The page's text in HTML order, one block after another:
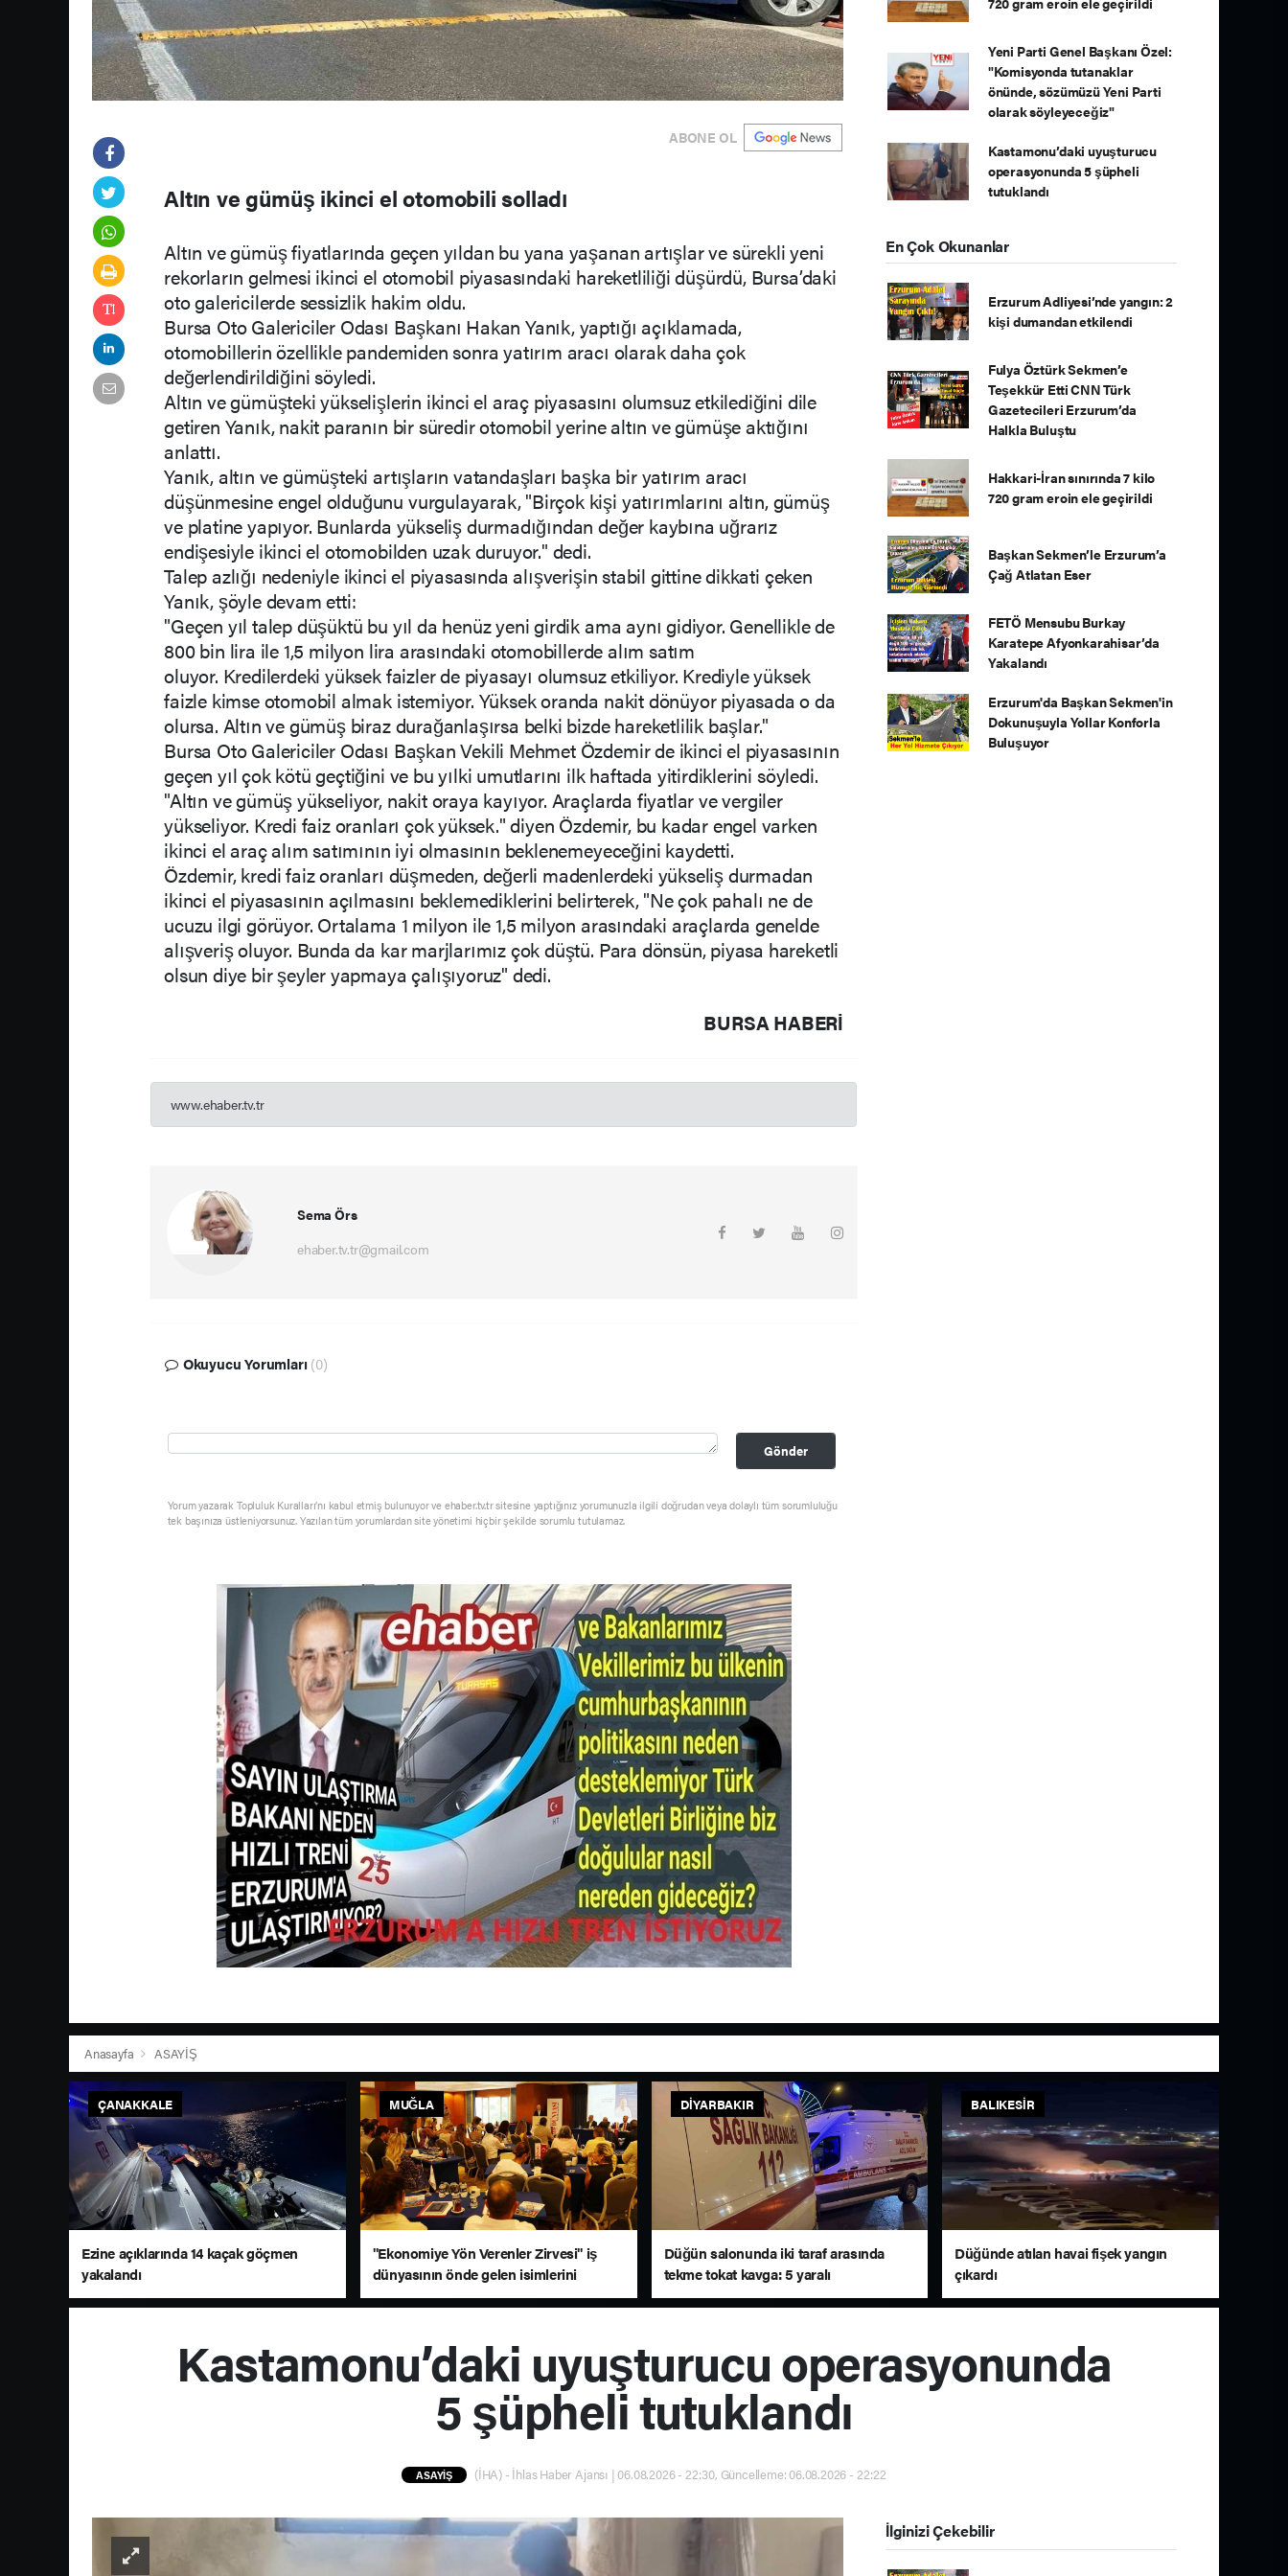
ABONE OL
Altın ve gümüş ikinci el otomobili solladı
Altın ve gümüş fiyatlarında geçen yıldan bu yana yaşanan artışlar ve sürekli yeni
rekorların gelmesi ikinci el otomobil piyasasındaki hareketliliği düşürdü, Bursa’daki
oto galericilerde sessizlik hakim oldu.
Bursa Oto Galericiler Odası Başkanı Hakan Yanık, yaptığı açıklamada,
otomobillerin özellikle pandemiden sonra yatırım aracı olarak daha çok
değerlendirildiğini söyledi.
Altın ve gümüşteki yükselişlerin ikinci el araç piyasasını olumsuz etkilediğini dile
getiren Yanık, nakit paranın bir süredir otomobil yerine altın ve gümüşe aktığını
anlattı.
Yanık, altın ve gümüşteki artışların vatandaşları başka bir yatırım aracı
düşünmesine engel olduğunu vurgulayarak, "Birçok kişi yatırımlarını altın, gümüş
ve platine yapıyor. Bunlarda yükseliş durmadığından değer kaybına uğrarız
endişesiyle ikinci el otomobilden uzak duruyor." dedi.
Talep azlığı nedeniyle ikinci el piyasasında alışverişin stabil gittine dikkati çeken
Yanık, şöyle devam etti:
"Geçen yıl talep düşüktü bu yıl da henüz yeni girdik ama aynı gidiyor. Genellikle de
800 bin lira ile 1,5 milyon lira arasındaki otomobillerde alım satım
oluyor. Kredilerdeki yüksek faizler de piyasayı olumsuz etkiliyor. Krediyle yüksek
faizle kimse otomobil almak istemiyor. Yüksek oranda nakit dönüyor piyasada o da
olursa. Altın ve gümüş biraz durağanlaşırsa belki bizde hareketlilik başlar."
Bursa Oto Galericiler Odası Başkan Vekili Mehmet Özdemir de ikinci el piyasasının
geçen yıl çok kötü geçtiğini ve bu yılki umutlarını ilk haftada yitirdiklerini söyledi.
"Altın ve gümüş yükseliyor, nakit oraya kayıyor. Araçlarda fiyatlar ve vergiler
yükseliyor. Kredi faiz oranları çok yüksek." diyen Özdemir, bu kadar engel varken
ikinci el araç alım satımının iyi olmasının beklenemeyeceğini kaydetti.
Özdemir, kredi faiz oranları düşmeden, değerli madenlerdeki yükseliş durmadan
ikinci el piyasasının açılmasını beklemediklerini belirterek, "Ne çok pahalı ne de
ucuzu ilgi görüyor. Ortalama 1 milyon ile 1,5 milyon arasındaki araçlarda genelde
alışveriş oluyor. Bunda da kar marjlarımız çok düştü. Para dönsün, piyasa hareketli
olsun diye bir şeyler yapmaya çalışıyoruz" dedi.
BURSA HABERİ
www.ehaber.tv.tr
Sema Örs
ehaber.tv.tr@gmail.com
Okuyucu Yorumları (0)
Gönder
Yorum yazarak Topluluk Kuralları’nı kabul etmiş bulunuyor ve ehaber.tv.tr sitesine yaptığınız yorumunuzla ilgili doğrudan veya dolaylı tüm sorumluluğu
tek başınıza üstleniyorsunuz. Yazılan tüm yorumlardan site yönetimi hiçbir şekilde sorumlu tutulamaz.
Yeni Parti Genel Başkanı Özel:
"Komisyonda tutanaklar
önünde, sözümüzü Yeni Parti
olarak söyleyeceğiz"
Kastamonu’daki uyuşturucu
operasyonunda 5 şüpheli
tutuklandı
En Çok Okunanlar
Erzurum Adliyesi’nde yangın: 2
kişi dumandan etkilendi
Fulya Öztürk Sekmen’e
Teşekkür Etti CNN Türk
Gazetecileri Erzurum’da
Halkla Buluştu
Hakkari-İran sınırında 7 kilo
720 gram eroin ele geçirildi
Başkan Sekmen’le Erzurum’a
Çağ Atlatan Eser
FETÖ Mensubu Burkay
Karatepe Afyonkarahisar’da
Yakalandı
Erzurum'da Başkan Sekmen'in
Dokunuşuyla Yollar Konforla
Buluşuyor
Anasayfa ASAYİŞ
ÇANAKKALE
Ezine açıklarında 14 kaçak göçmen
yakalandı
MUĞLA
"Ekonomiye Yön Verenler Zirvesi" iş
dünyasının önde gelen isimlerini
Bodrum’da bir araya getirdi
DIYARBAKIR
Düğün salonunda iki taraf arasında
tekme tokat kavga: 5 yaralı
BALIKESIR
Düğünde atılan havai fişek yangın
çıkardı
Kastamonu’daki uyuşturucu operasyonunda
5 şüpheli tutuklandı
ASAYİŞ (İHA) - İhlas Haber Ajansı | 06.08.2026 - 22:30, Güncelleme: 06.08.2026 - 22:22
İlginizi Çekebilir